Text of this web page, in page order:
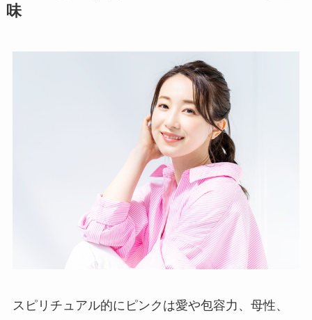
味
スピリチュアル的にピンクは愛や包容力、母性、